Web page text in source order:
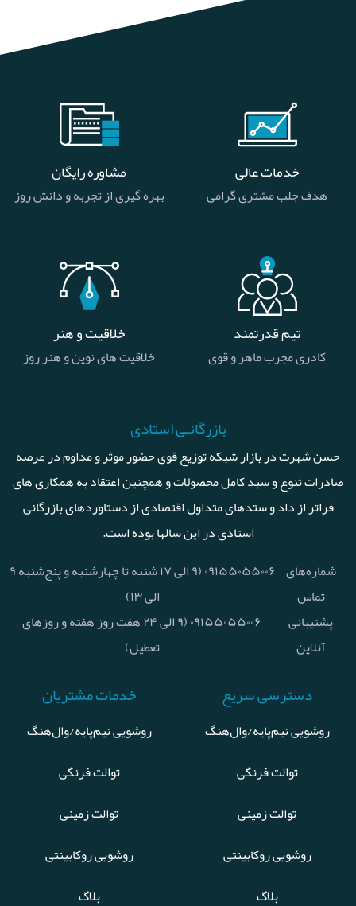
خدمات عالی
هدف جلب مشتری گرامی
مشاوره رایگان
بهره گیری از تجربه و دانش روز
تیم قدرتمند
کادری مجرب ماهر و قوی
خلاقیت و هنر
خلاقیت های نوین و هنر روز
بازرگانـی استادی
حسن شهرت در بازار شبکه توزیع قوی حضور موثر و مداوم در عرصه
صادرات تنوع و سبد کامل محصولات و همچنین اعتقاد به همکاری های
فراتر از داد و ستدهای متداول اقتصادی از دستاوردهای بازرگانی
استادی در این سالها بوده است.
شماره‌های
تماس
۰۹۱۵۵۰۵۵۰۰۶ (۹ الی ۱۷ شنبه تا چهارشنبه و پنج‌شنبه ۹
الی ۱۳)
پشتیبانی
آنلاین
۰۹۱۵۵۰۵۵۰۰۶ (۹ الی ۲۴ هفت روز هفته و روزهای
تعطیل)
دسترسی سریع
روشویی نیم‌پایه/وال‌هنگ
توالت فرنگی
توالت زمینی
روشویی روکابینتی
بلاگ
خدمات مشتریان
روشویی نیم‌پایه/وال‌هنگ
توالت فرنگی
توالت زمینی
روشویی روکابینتی
بلاگ